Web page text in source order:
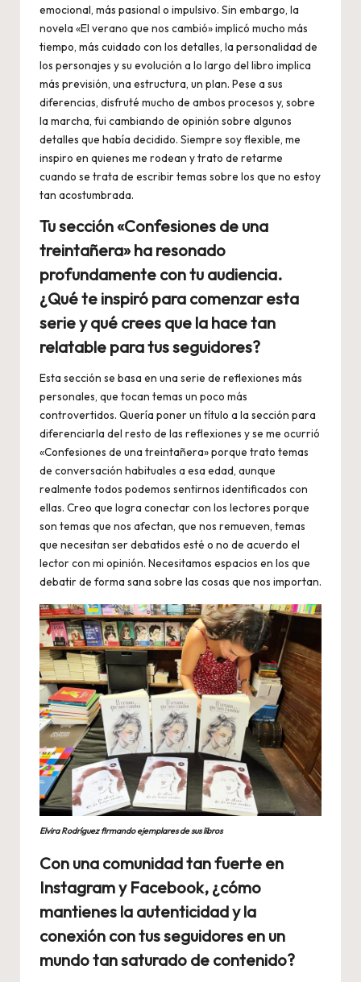
emocional, más pasional o impulsivo. Sin embargo, la
novela «El verano que nos cambió» implicó mucho más
tiempo, más cuidado con los detalles, la personalidad de
los personajes y su evolución a lo largo del libro implica
más previsión, una estructura, un plan. Pese a sus
diferencias, disfruté mucho de ambos procesos y, sobre
la marcha, fui cambiando de opinión sobre algunos
detalles que había decidido. Siempre soy flexible, me
inspiro en quienes me rodean y trato de retarme
cuando se trata de escribir temas sobre los que no estoy
tan acostumbrada.
Tu sección «Confesiones de una
treintañera» ha resonado
profundamente con tu audiencia.
¿Qué te inspiró para comenzar esta
serie y qué crees que la hace tan
relatable para tus seguidores?
Esta sección se basa en una serie de reflexiones más
personales, que tocan temas un poco más
controvertidos. Quería poner un título a la sección para
diferenciarla del resto de las reflexiones y se me ocurrió
«Confesiones de una treintañera» porque trato temas
de conversación habituales a esa edad, aunque
realmente todos podemos sentirnos identificados con
ellas. Creo que logra conectar con los lectores porque
son temas que nos afectan, que nos remueven, temas
que necesitan ser debatidos esté o no de acuerdo el
lector con mi opinión. Necesitamos espacios en los que
debatir de forma sana sobre las cosas que nos importan.
Elvira Rodríguez firmando ejemplares de sus libros
Con una comunidad tan fuerte en
Instagram y Facebook, ¿cómo
mantienes la autenticidad y la
conexión con tus seguidores en un
mundo tan saturado de contenido?